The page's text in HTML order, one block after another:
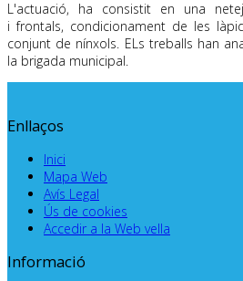
L'actuació, ha consistit en una
i frontals, condicionament de les
conjunt de nínxols. ELs treballs han
la brigada municipal.
Enllaços
Inici
Mapa Web
Avís Legal
Ús de cookies
Accedir a la Web vella
Informació